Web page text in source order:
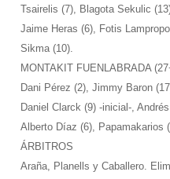
Tsairelis (7), Blagota Sekulic
Jaime Heras (6), Fotis
Sikma (10).
MONTAKIT FUENLABRADA
Dani Pérez (2), Jimmy Baron
Daniel Clarck (9) -inicial-,
Alberto Díaz (6), Papamakarios
ÁRBITROS
Araña, Planells y Caballero.